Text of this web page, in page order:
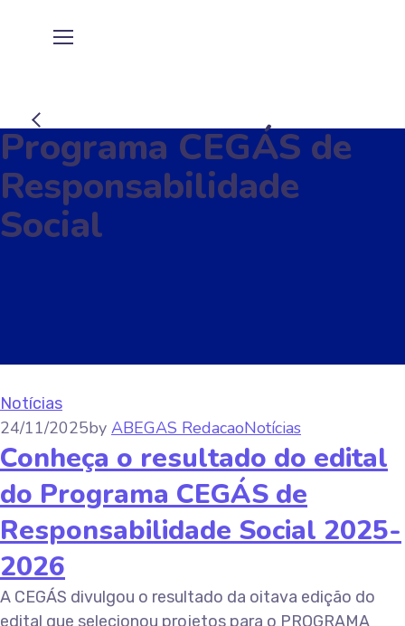
Programa CEGÁS de
Responsabilidade
Social
Notícias
24/11/2025by ABEGAS RedacaoNotícias
Conheça o resultado do edital
do Programa CEGÁS de
Responsabilidade Social 2025-
2026
A CEGÁS divulgou o resultado da oitava edição do
edital que selecionou projetos para o PROGRAMA